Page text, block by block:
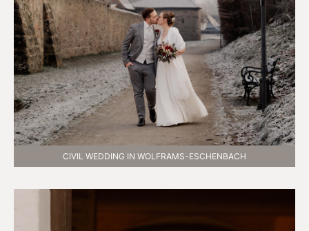
CIVIL WEDDING IN WOLFRAMS-ESCHENBACH